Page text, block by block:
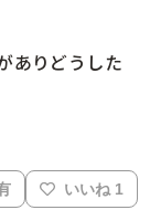
ありどうした
いいね 1